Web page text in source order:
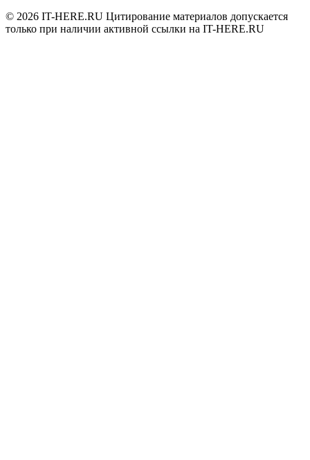
© 2026 IT-HERE.RU Цитирование материалов допускается
только при наличии активной ссылки на IT-HERE.RU